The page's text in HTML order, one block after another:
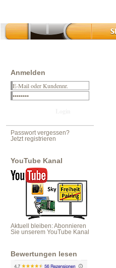
Anmelden
Passwort vergessen?
Jetzt registrieren
YouTube Kanal
Aktuell bleiben: Abonnieren
Sie unserem YouTube Kanal
Bewertungen lesen